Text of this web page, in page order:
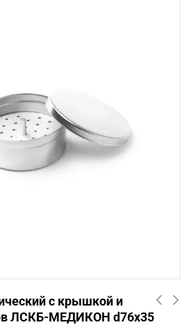
с крышкой и
ЛСКБ-МЕДИКОН d76х35